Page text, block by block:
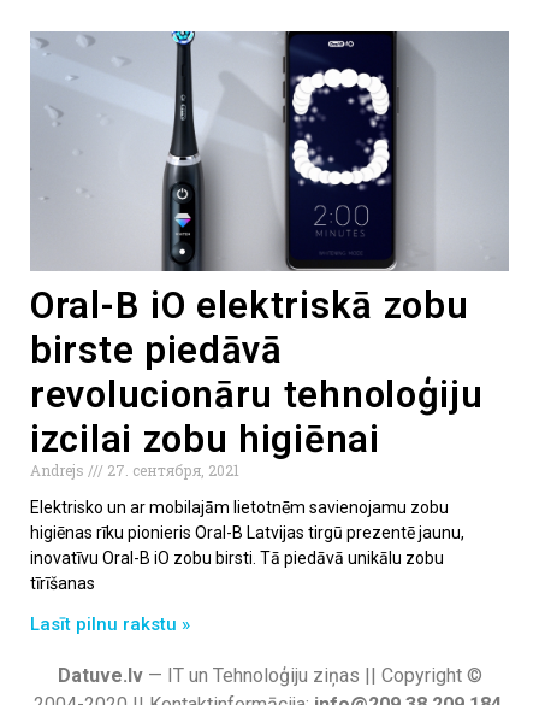
Oral-B iO elektriskā zobu
birste piedāvā
revolucionāru tehnoloģiju
izcilai zobu higiēnai
Andrejs
27. сентября, 2021
Elektrisko un ar mobilajām lietotnēm savienojamu zobu
higiēnas rīku pionieris Oral-B Latvijas tirgū prezentē jaunu,
inovatīvu Oral-B iO zobu birsti. Tā piedāvā unikālu zobu
tīrīšanas
Lasīt pilnu rakstu »
Datuve.lv— IT un Tehnoloģiju ziņas || Copyright ©